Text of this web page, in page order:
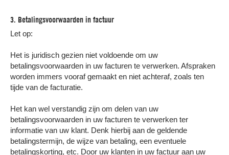
3. Betalingsvoorwaarden in factuur
Let op:
Het is juridisch gezien niet voldoende om uw
betalingsvoorwaarden in uw facturen te verwerken. Afspraken
worden immers vooraf gemaakt en niet achteraf, zoals ten
tijde van de facturatie.
Het kan wel verstandig zijn om delen van uw
betalingsvoorwaarden in uw facturen te verwerken ter
informatie van uw klant. Denk hierbij aan de geldende
betalingstermijn, de wijze van betaling, een eventuele
betalingskorting, etc. Door uw klanten in uw factuur aan uw